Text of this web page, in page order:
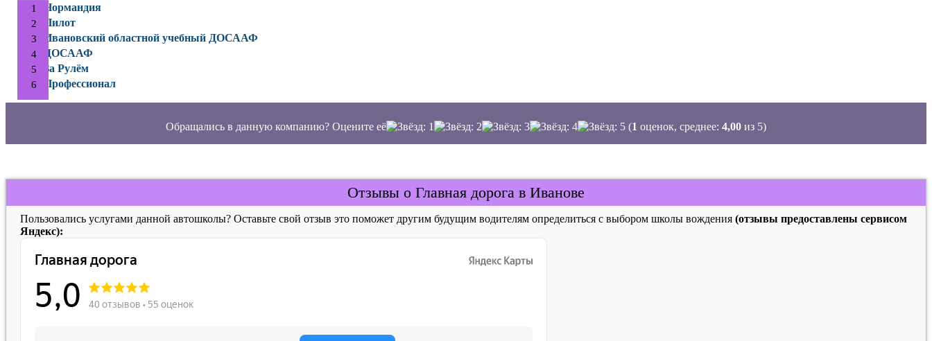
Нормандия
Пилот
Ивановский областной учебный ДОСААФ
ДОСААФ
За Рулём
Профессионал
Обращались в данную компанию? Оцените её (1 оценок, среднее: 4,00 из 5)
Отзывы о Главная дорога в Иванове
Пользовались услугами данной автошколы? Оставьте свой отзыв это поможет другим будущим водителям определиться с выбором школы вождения (отзывы предоставлены сервисом
Яндекс):